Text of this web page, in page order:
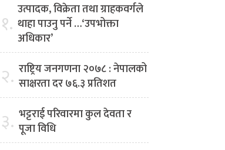
१. उत्पादक, विक्रेता तथा ग्राहकवर्गले
थाहा पाउनु पर्ने …‘उपभोक्ता
अधिकार’
२. राष्ट्रिय जनगणना २०७८ : नेपालको
साक्षरता दर ७६.३ प्रतिशत
३. भट्टराई परिवारमा कुल देवता र
पूजा विधि